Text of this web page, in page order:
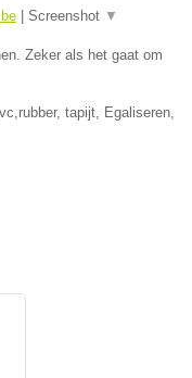
Screenshot ▼
Zeker als het gaat om
tapijt, Egaliseren,